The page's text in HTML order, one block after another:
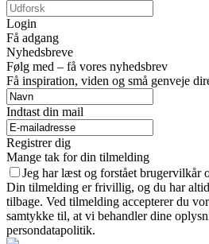
Login
Få adgang
Nyhedsbreve
Følg med – få vores nyhedsbrev
Få inspiration, viden og små genveje
Indtast din mail
Registrer dig
Mange tak for din tilmelding
Jeg har læst og forstået brugervilkår
Din tilmelding er frivillig, og du har
tilbage. Ved tilmelding accepterer du
samtykke til, at vi behandler dine
persondatapolitik.